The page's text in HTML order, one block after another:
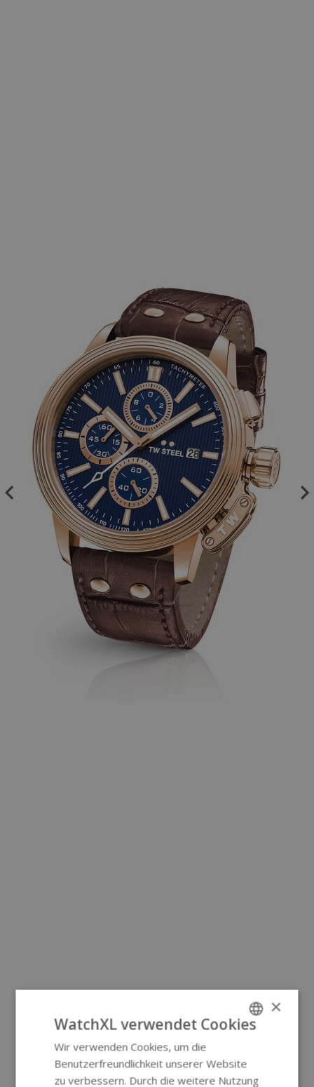
GERMAN
×
WatchXL verwendet Cookies
Wir verwenden Cookies, um die
Benutzerfreundlichkeit unserer Website
zu verbessern. Durch die weitere Nutzung